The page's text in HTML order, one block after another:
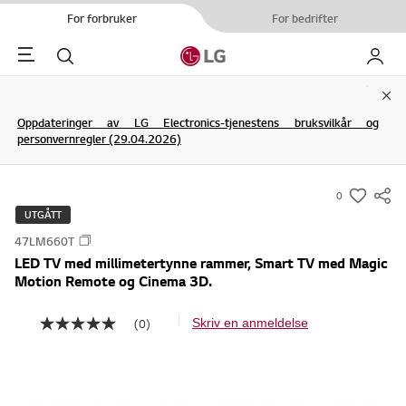
For forbruker For bedrifter
Menu Søk My LG
Oppdateringer av LG Electronics-tjenestens bruksvilkår og
personvernregler (29.04.2026)
0
s
m
UTGÅTT
47LM660T
LED TV med millimetertynne rammer, Smart TV med Magic
Motion Remote og Cinema 3D.
I(0) Skriv en anmeldelse